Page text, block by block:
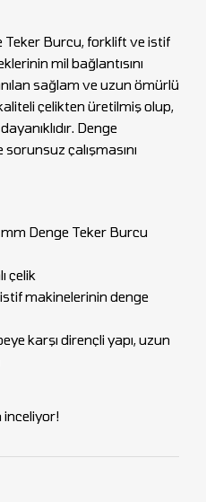
Burcu, forklift ve istif
mil bağlantısını
sağlam ve uzun ömürlü
çelikten üretilmiş olup,
Denge
çalışmasını
Denge Teker Burcu
çelik
makinelerinin denge
karşı dirençli yapı, uzun
inceliyor!